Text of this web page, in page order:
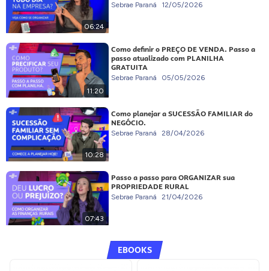
06:24
Sebrae Paraná 12/05/2026
11:20
Como definir o PREÇO DE VENDA. Passo a
passo atualizado com PLANILHA
GRATUITA
Sebrae Paraná 05/05/2026
10:28
Como planejar a SUCESSÃO FAMILIAR do
NEGÓCIO.
Sebrae Paraná 28/04/2026
07:43
Passo a passo para ORGANIZAR sua
PROPRIEDADE RURAL
Sebrae Paraná 21/04/2026
EBOOKS